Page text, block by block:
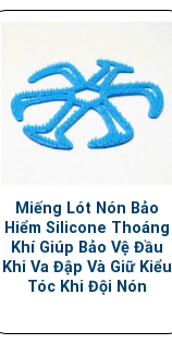
Miếng Lót Nón Bảo
Hiểm Silicone Thoáng
Khí Giúp Bảo Vệ Đầu
Khi Va Đập Và Giữ Kiểu
Tóc Khi Đội Nón